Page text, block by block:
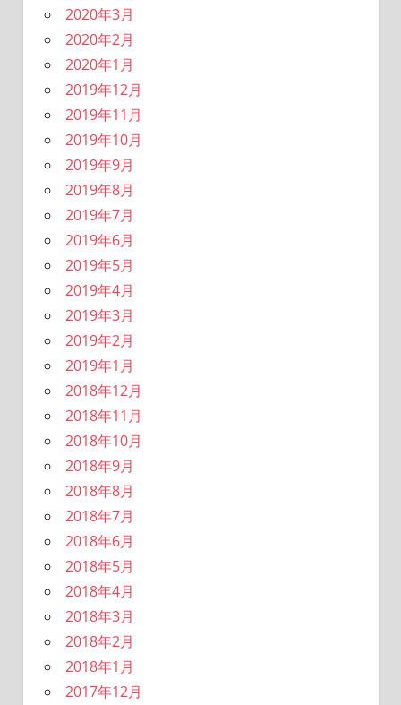
2020年3月
2020年2月
2020年1月
2019年12月
2019年11月
2019年10月
2019年9月
2019年8月
2019年7月
2019年6月
2019年5月
2019年4月
2019年3月
2019年2月
2019年1月
2018年12月
2018年11月
2018年10月
2018年9月
2018年8月
2018年7月
2018年6月
2018年5月
2018年4月
2018年3月
2018年2月
2018年1月
2017年12月